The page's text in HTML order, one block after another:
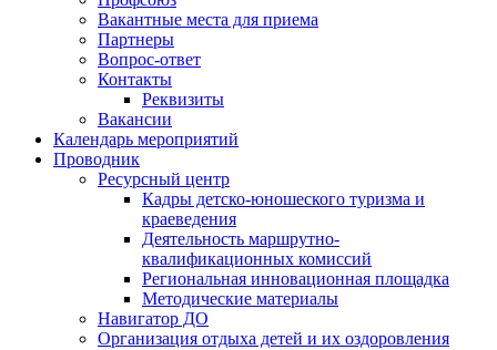
Вакантные места для приема
Партнеры
Вопрос-ответ
Контакты
Реквизиты
Вакансии
Календарь мероприятий
Проводник
Ресурсный центр
Кадры детско-юношеского туризма и
краеведения
Деятельность маршрутно-
квалификационных комиссий
Региональная инновационная площадка
Методические материалы
Навигатор ДО
Организация отдыха детей и их оздоровления